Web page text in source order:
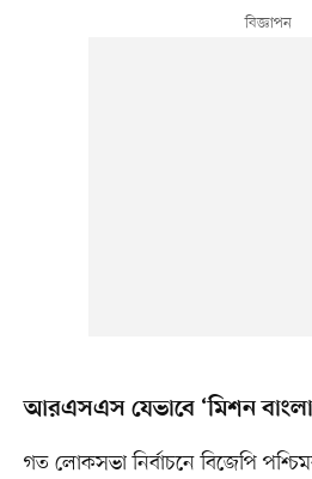
আরএসএস যেভাবে ‘মিশন
গত লোকসভা নির্বাচনে বিজেপি